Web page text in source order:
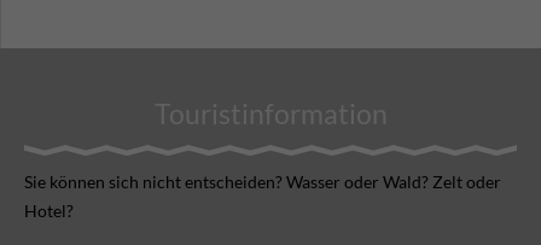
Touristinformation
Sie können sich nicht ent­scheiden? Wasser oder Wald? Zelt oder
Hotel?